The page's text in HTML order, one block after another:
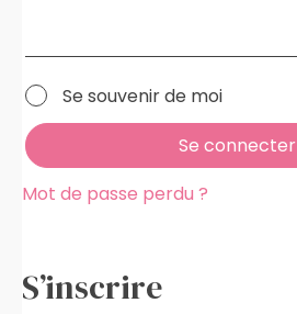
Se souvenir de moi
Se connecter
Mot de passe perdu ?
S’inscrire